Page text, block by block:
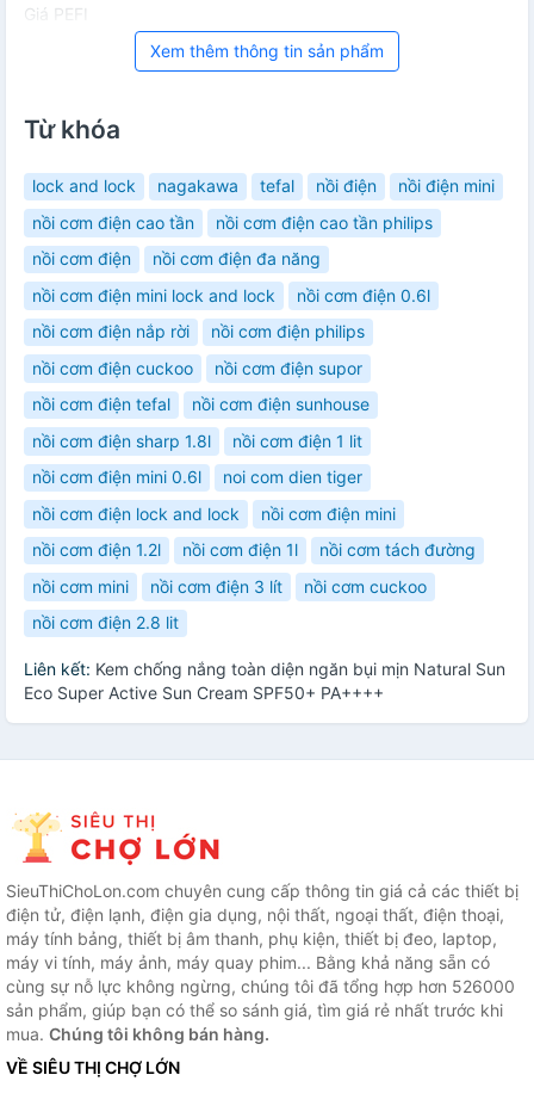
Giá PEFI
Xem thêm thông tin sản phẩm
Từ khóa
lock and lock nagakawa tefal nồi điện
nồi điện mini
nồi cơm điện cao tần
nồi cơm điện cao tần philips
nồi cơm điện
nồi cơm điện đa năng
nồi cơm điện mini lock and lock
nồi cơm điện 0.6l
nồi cơm điện nắp rời
nồi cơm điện philips
nồi cơm điện cuckoo
nồi cơm điện supor
nồi cơm điện tefal
nồi cơm điện sunhouse
nồi cơm điện sharp 1.8l
nồi cơm điện 1 lit
nồi cơm điện mini 0.6l
noi com dien tiger
nồi cơm điện lock and lock
nồi cơm điện mini
nồi cơm điện 1.2l
nồi cơm điện 1l
nồi cơm tách đường
nồi cơm mini
nồi cơm điện 3 lít
nồi cơm cuckoo
nồi cơm điện 2.8 lit
Liên kết: Kem chống nắng toàn diện ngăn bụi mịn Natural Sun
Eco Super Active Sun Cream SPF50+ PA++++
SieuThiChoLon.com chuyên cung cấp thông tin giá cả các thiết bị
điện tử, điện lạnh, điện gia dụng, nội thất, ngoại thất, điện thoại,
máy tính bảng, thiết bị âm thanh, phụ kiện, thiết bị đeo, laptop,
máy vi tính, máy ảnh, máy quay phim... Bằng khả năng sẵn có
cùng sự nỗ lực không ngừng, chúng tôi đã tổng hợp hơn 526000
sản phẩm, giúp bạn có thể so sánh giá, tìm giá rẻ nhất trước khi
mua. Chúng tôi không bán hàng.
VỀ SIÊU THỊ CHỢ LỚN